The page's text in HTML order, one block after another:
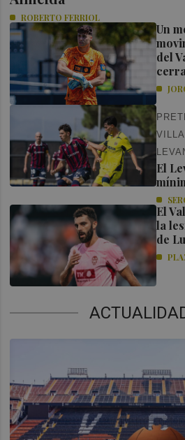
ROBERTO FERRIOL
Un
del
El
El
la
de